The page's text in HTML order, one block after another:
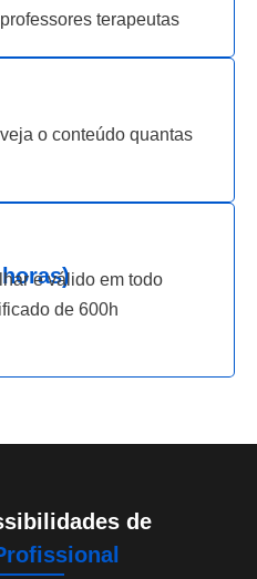
terapeutas
o conteúdo quantas
e válido em todo
de 600h
de